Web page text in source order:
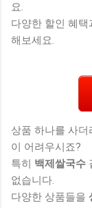
요.
다양한 할인 혜
해보세요.
상품 하나를 사
이 어려우시죠?
특히 백제쌀국수
없습니다.
다양한 상품들을